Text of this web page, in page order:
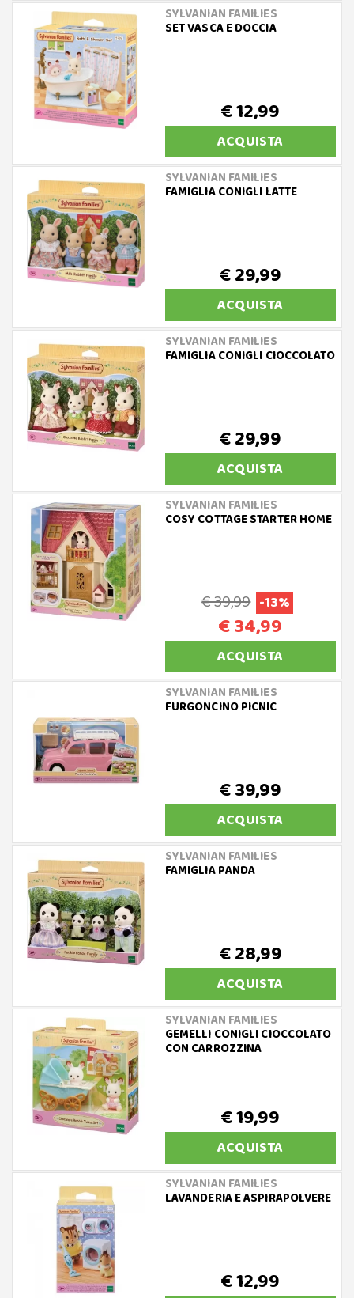
SYLVANIAN FAMILIES
SET VASCA E DOCCIA
€ 12,99
ACQUISTA
SYLVANIAN FAMILIES
FAMIGLIA CONIGLI LATTE
€ 29,99
ACQUISTA
SYLVANIAN FAMILIES
FAMIGLIA CONIGLI CIOCCOLATO
€ 29,99
ACQUISTA
SYLVANIAN FAMILIES
COSY COTTAGE STARTER HOME
€ 39,99 -13%
€ 34,99
ACQUISTA
SYLVANIAN FAMILIES
FURGONCINO PICNIC
€ 39,99
ACQUISTA
SYLVANIAN FAMILIES
FAMIGLIA PANDA
€ 28,99
ACQUISTA
SYLVANIAN FAMILIES
GEMELLI CONIGLI CIOCCOLATO
CON CARROZZINA
€ 19,99
ACQUISTA
SYLVANIAN FAMILIES
LAVANDERIA E ASPIRAPOLVERE
€ 12,99